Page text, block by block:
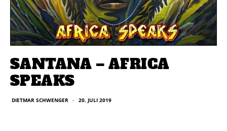
SANTANA – AFRICA
SPEAKS
DIETMAR SCHWENGER ■ 20. JULI 2019